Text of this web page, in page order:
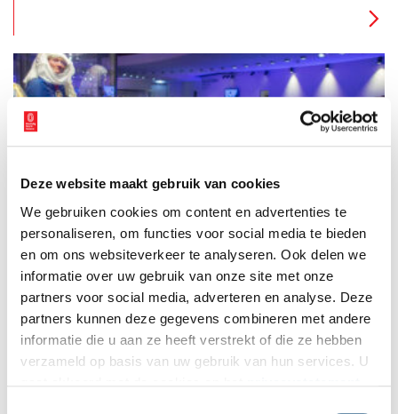
Deze website maakt gebruik van cookies
We gebruiken cookies om content en advertenties te
personaliseren, om functies voor social media te bieden
en om ons websiteverkeer te analyseren. Ook delen we
informatie over uw gebruik van onze site met onze
partners voor social media, adverteren en analyse. Deze
partners kunnen deze gegevens combineren met andere
informatie die u aan ze heeft verstrekt of die ze hebben
verzameld op basis van uw gebruik van hun services. U
geschiedenis
Wie meer wil weten over de vroegste geschiedenis van Noord-
Holland, en dan vooral over de tijd dat mensen het schrift nog
niet machtig waren, kan sinds kort bij de ‘Canon van de Noord-
Hollandse archeologie’ terecht.